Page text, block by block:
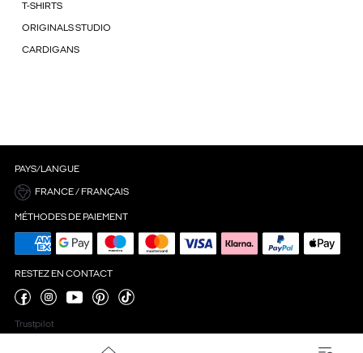
T-SHIRTS
ORIGINALS STUDIO
CARDIGANS
PAYS/LANGUE
FRANCE / FRANÇAIS
MÉTHODES DE PAIEMENT
RESTEZ EN CONTACT
Trustpilot